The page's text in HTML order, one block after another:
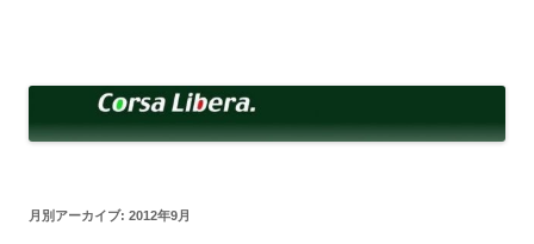
へ
ッ
月別アーカイブ: 2012年9月